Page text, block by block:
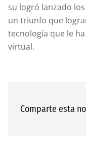
su logró lanzado
un triunfo que
tecnología que le
virtual.
Comparte esta